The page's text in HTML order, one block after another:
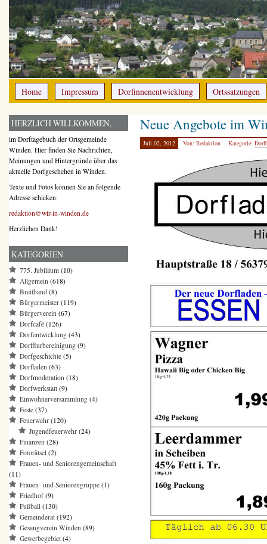
Home Impressum Dorfinnenentwicklung Ortssatzungen
Neue Angebote im
Juli 02, 2012 Von: Redaktion Kategorie:
HERZLICH WILLKOMMEN,
im Dorftagebuch der Ortsgemeinde
Winden. Hier finden Sie Nachrichten,
Meinungen und Hintergründe über das
aktuelle Dorfgeschehen in Winden.
Texte und Fotos können Sie an folgende
Adresse schicken:
redaktion@wir-in-winden.de
Herzlichen Dank!
KATEGORIEN
775. Jubiläum (10)
Allgemein (618)
Breitband (8)
Bürgermeister (119)
Bürgerverein (67)
Dorfcafé (126)
Dorfentwicklung (43)
Dorfflurbereinigung (9)
Dorfgeschichte (5)
Dorfladen (63)
Dorfmoderation (18)
Dorfwerkstatt (9)
Einwohnerversammlung (4)
Feste (37)
Feuerwehr (120)
Jugendfeuerwehr (24)
Finanzen (28)
Fotorätsel (2)
Frauen- und Seniorengemeinschaft
(11)
Frauen- und Seniorengruppe (1)
Friedhof(9)
Fußball (130)
Gemeinderat (192)
Gesangverein Winden (89)
Gewerbegebiet (4)